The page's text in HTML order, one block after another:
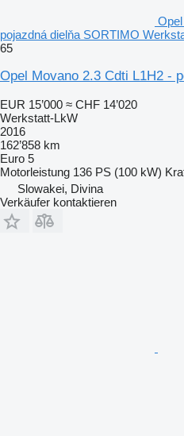
pojazdná dielňa SORTIMO
65
Opel Movano 2.3 Cdti L1H2 -
EUR 15’000 ≈ CHF 14’020
Werkstatt-LkW
2016
162’858 km
Euro 5
Motorleistung 136 PS (100 kW)
Slowakei, Divina
Verkäufer kontaktieren